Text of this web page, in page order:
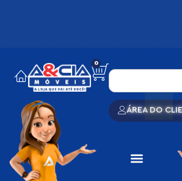
0
ÁREA DO